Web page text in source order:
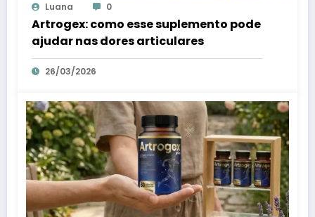
Luana 0
Artrogex: como esse suplemento pode
ajudar nas dores articulares
26/03/2026